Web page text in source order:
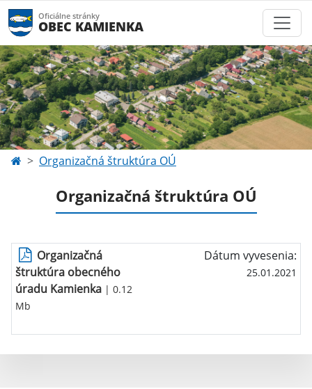
Oficiálne stránky
OBEC KAMIENKA
Organizačná štruktúra OÚ
Organizačná štruktúra OÚ
Organizačná
štruktúra obecného
úradu Kamienka | 0.12
Mb
Dátum vyvesenia:
25.01.2021